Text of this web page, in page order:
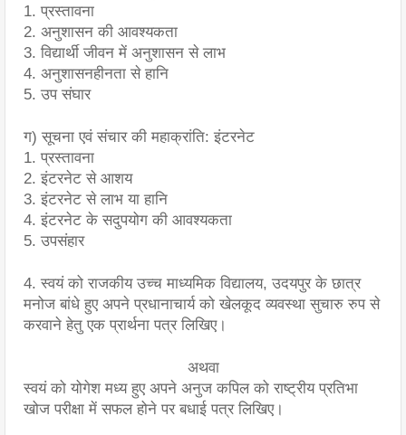
1. प्रस्तावना
2. अनुशासन की आवश्यकता
3. विद्यार्थी जीवन में अनुशासन से लाभ
4. अनुशासनहीनता से हानि
5. उप संघार
ग) सूचना एवं संचार की महाक्रांति: इंटरनेट
1. प्रस्तावना
2. इंटरनेट से आशय
3. इंटरनेट से लाभ या हानि
4. इंटरनेट के सदुपयोग की आवश्यकता
5. उपसंहार
4. स्वयं को राजकीय उच्च माध्यमिक विद्यालय, उदयपुर के छात्र
मनोज बांधे हुए अपने प्रधानाचार्य को खेलकूद व्यवस्था सुचारु रुप से
करवाने हेतु एक प्रार्थना पत्र लिखिए।
अथवा
स्वयं को योगेश मध्य हुए अपने अनुज कपिल को राष्ट्रीय प्रतिभा
खोज परीक्षा में सफल होने पर बधाई पत्र लिखिए।